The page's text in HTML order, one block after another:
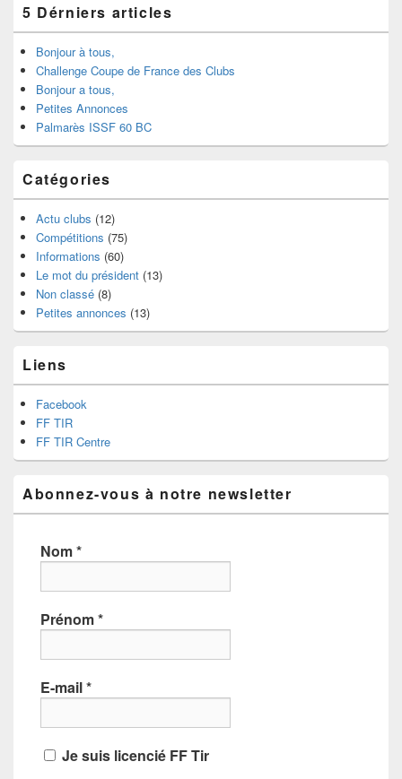
5 Dérniers articles
Bonjour à tous,
Challenge Coupe de France des Clubs
Bonjour a tous,
Petites Annonces
Palmarès ISSF 60 BC
Catégories
Actu clubs (12)
Compétitions (75)
Informations (60)
Le mot du président (13)
Non classé (8)
Petites annonces (13)
Liens
Facebook
FF TIR
FF TIR Centre
Abonnez-vous à notre newsletter
Nom*
Prénom*
E-mail*
Je suis licencié FF Tir